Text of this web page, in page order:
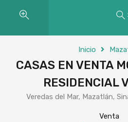
Inicio
CASAS EN VENTA
RESIDENCIAL
Veredas del Mar, Mazatlán,
Venta